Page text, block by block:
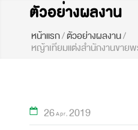
ตัวอย่างผลงาน
หน้าแรก/ตัวอย่างผลงาน/
หญ้าเทียมแต่งสำนักงานขาย
26Apr 2019